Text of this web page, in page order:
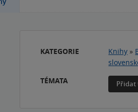
KATEGORIE Knihy »
TÉMATA
Přidat